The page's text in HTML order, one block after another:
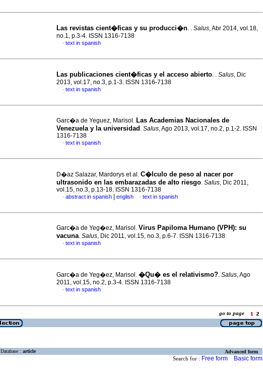
Las revistas cient�ficas y su producci�n. . Salus, Abr 2014, vol.18,
no.1, p.3-4. ISSN 1316-7138
· text in spanish
Las publicaciones cient�ficas y el acceso abierto. . Salus, Dic
2013, vol.17, no.3, p.1-3. ISSN 1316-7138
· text in spanish
Garc�a de Yeguez, Marisol. Las Academias Nacionales de
Venezuela y la universidad . Salus, Ago 2013, vol.17, no.2, p.1-2. ISSN
1316-7138
· text in spanish
D�az Salazar, Mardorys et al. C�lculo de peso al nacer por
ultrasonido en las embarazadas de alto riesgo. Salus, Dic 2011,
vol.15, no.3, p.13-18. ISSN 1316-7138
· abstract in spanish english · text in spanish
Garc�a de Yeg�ez, Marisol. Virus Papiloma Humano (VPH): su
vacuna. Salus, Dic 2011, vol.15, no.3, p.6-7. ISSN 1316-7138
· text in spanish
Garc�a de Yeg�ez, Marisol. �Qu� es el relativismo?. Salus, Ago
2011, vol.15, no.2, p.3-4. ISSN 1316-7138
· text in spanish
go to page
Database : article Advanced form
Search for : Free form Basic form